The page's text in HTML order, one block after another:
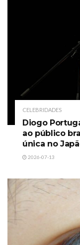
CELEBRIDADES
Diogo
ao público
única no
2026-07-13